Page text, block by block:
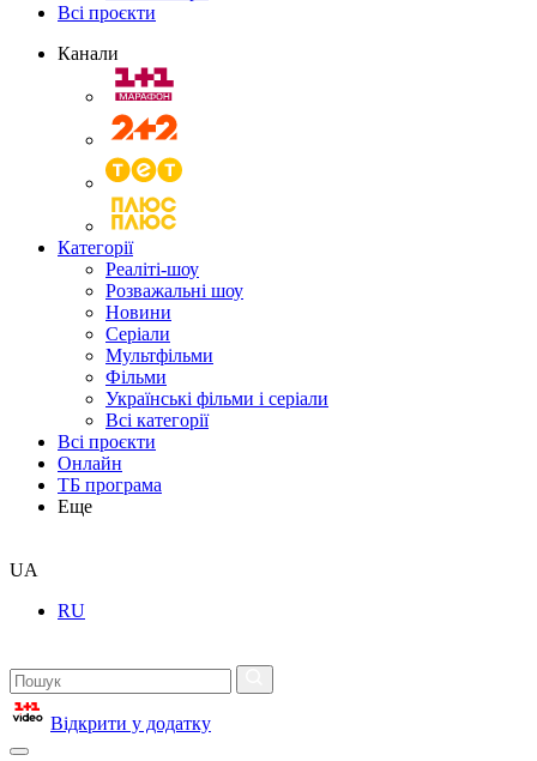
Всі проєкти
Канали
Категорії
Реаліті-шоу
Розважальні шоу
Новини
Серіали
Мультфільми
Фільми
Українські фільми і серіали
Всі категорії
Всі проєкти
Онлайн
ТБ програма
Еще
UA
RU
Відкрити у додатку